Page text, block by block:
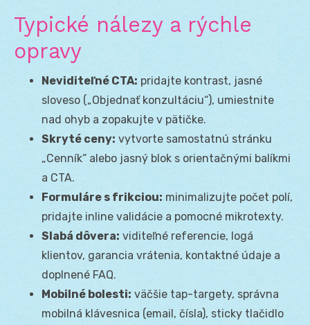
Typické nálezy a rýchle
opravy
Neviditeľné CTA: pridajte kontrast, jasné
sloveso („Objednať konzultáciu“), umiestnite
nad ohyb a zopakujte v pätičke.
Skryté ceny: vytvorte samostatnú stránku
„Cenník“ alebo jasný blok s orientačnými balíkmi
a CTA.
Formuláre s frikciou: minimalizujte počet polí,
pridajte inline validácie a pomocné mikrotexty.
Slabá dôvera: viditeľné referencie, logá
klientov, garancia vrátenia, kontaktné údaje a
doplnené FAQ.
Mobilné bolesti: väčšie tap-targety, správna
mobilná klávesnica (email, čísla), sticky tlačidlo